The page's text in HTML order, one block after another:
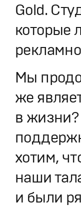
Gold.
которые
Мы
же
в
хотим,
наши
и были